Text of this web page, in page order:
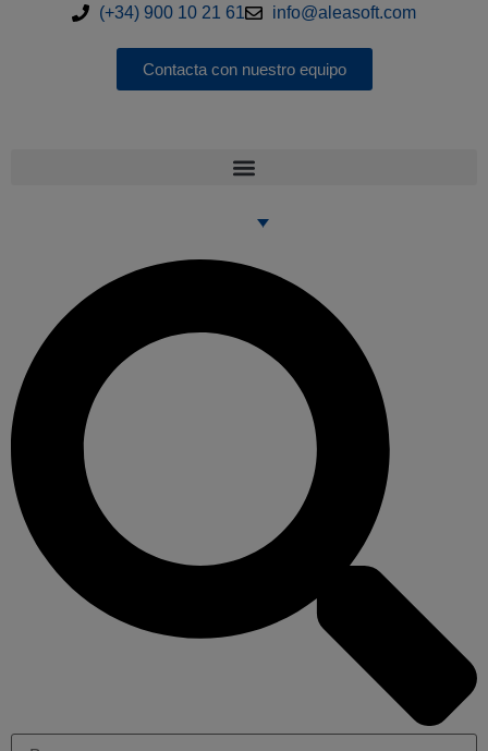
(+34) 900 10 21 61 info@aleasoft.com
Contacta con nuestro equipo